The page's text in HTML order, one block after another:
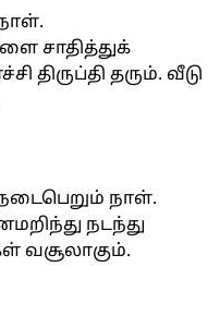
சாதித்துக்
தரும். வீடு
நாள்.
நடந்து
வசூலாகும்.